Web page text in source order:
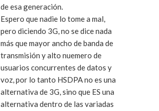
de esa generación.
Espero que nadie lo tome a mal,
pero diciendo 3G, no se dice nada
más que mayor ancho de banda de
transmisión y alto nuemero de
usuarios concurrentes de datos y
voz, por lo tanto HSDPA no es una
alternativa de 3G, sino que ES una
alternativa dentro de las variadas